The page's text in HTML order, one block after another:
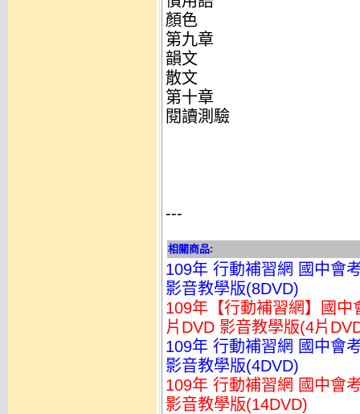
顏色
第九章
韻文
散文
第十章
閱讀測驗
---
相關商品:
109年 行動補習網 國中會
影音教學版(8DVD)
109年【行動補習網】國
片DVD 影音教學版(4片
109年 行動補習網 國中會
影音教學版(4DVD)
109年 行動補習網 國中會
影音教學版(14DVD)